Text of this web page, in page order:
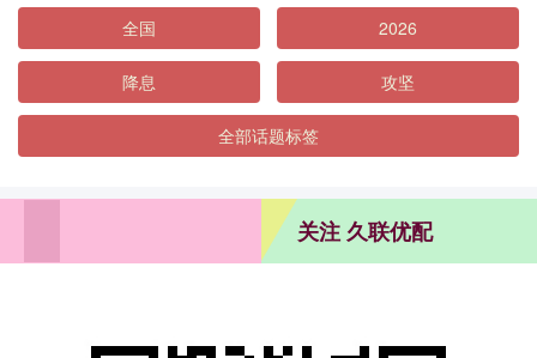
全国 2026
降息 攻坚
全部话题标签
关注 久联优配